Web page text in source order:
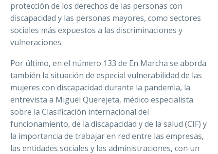
protección de los derechos de las personas con
discapacidad y las personas mayores, como sectores
sociales más expuestos a las discriminaciones y
vulneraciones.
Por último, en el número 133 de En Marcha se aborda
también la situación de especial vulnerabilidad de las
mujeres con discapacidad durante la pandemia, la
entrevista a Miguel Querejeta, médico especialista
sobre la Clasificación internacional del
funcionamiento, de la discapacidad y de la salud (CIF) y
la importancia de trabajar en red entre las empresas,
las entidades sociales y las administraciones, con un